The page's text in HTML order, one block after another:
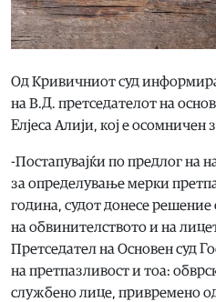
Од Кривичниот суд
на В.Д. претседателот на
Елјеса Алији, кој е
-Постапувајќи по предлог на
за определување мерки
година, судот донесе
на обвинителството и на
Претседател на Основен суд
на претпазливост и тоа:
службено лице, привремено